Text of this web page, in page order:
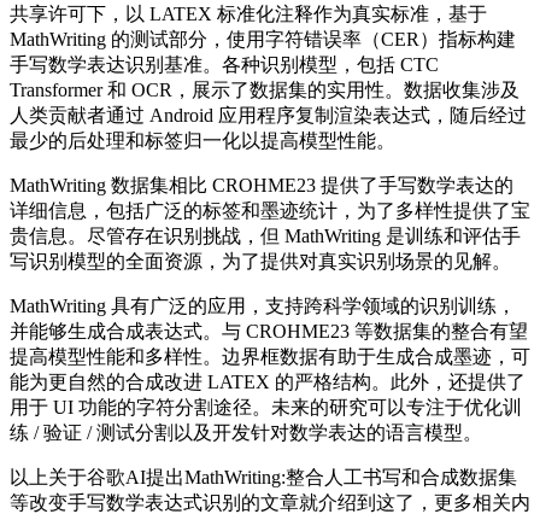
共享许可下，以 LATEX 标准化注释作为真实标准，基于
MathWriting 的测试部分，使用字符错误率（CER）指标构建
手写数学表达识别基准。各种识别模型，包括 CTC
Transformer 和 OCR，展示了数据集的实用性。数据收集涉及
人类贡献者通过 Android 应用程序复制渲染表达式，随后经过
最少的后处理和标签归一化以提高模型性能。
MathWriting 数据集相比 CROHME23 提供了手写数学表达的
详细信息，包括广泛的标签和墨迹统计，为了多样性提供了宝
贵信息。尽管存在识别挑战，但 MathWriting 是训练和评估手
写识别模型的全面资源，为了提供对真实识别场景的见解。
MathWriting 具有广泛的应用，支持跨科学领域的识别训练，
并能够生成合成表达式。与 CROHME23 等数据集的整合有望
提高模型性能和多样性。边界框数据有助于生成合成墨迹，可
能为更自然的合成改进 LATEX 的严格结构。此外，还提供了
用于 UI 功能的字符分割途径。未来的研究可以专注于优化训
练 / 验证 / 测试分割以及开发针对数学表达的语言模型。
以上关于谷歌AI提出MathWriting:整合人工书写和合成数据集
等改变手写数学表达式识别的文章就介绍到这了，更多相关内